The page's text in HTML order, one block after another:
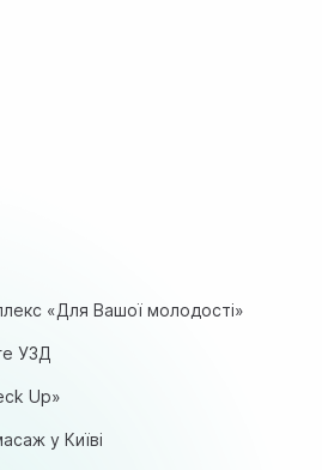
«Для Вашої молодості»
УЗД
Up»
у Київі